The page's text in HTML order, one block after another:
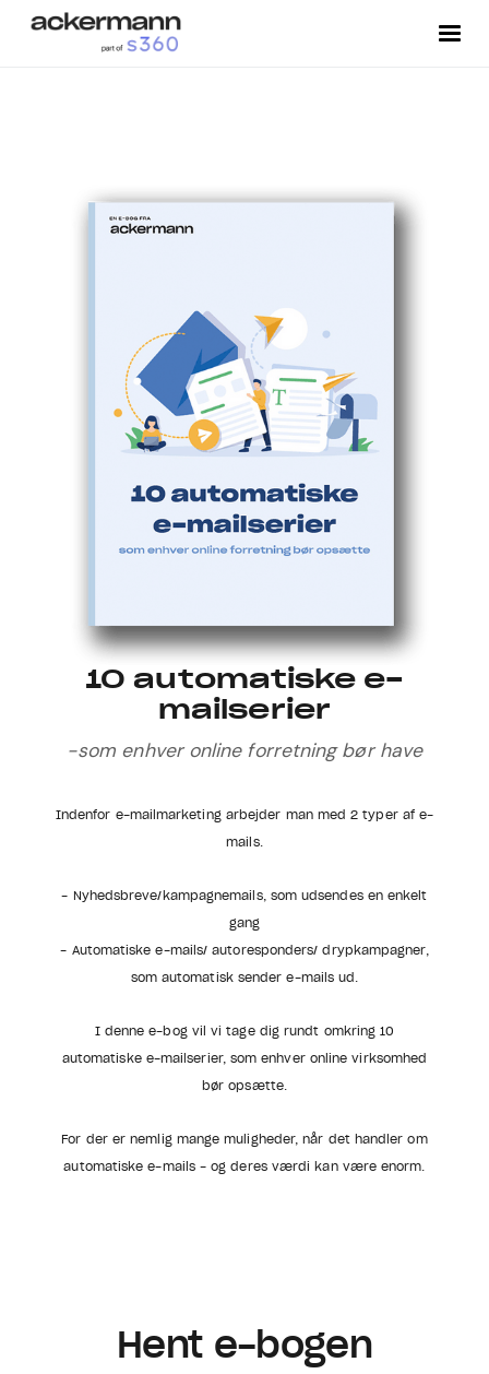
10 automatiske e-
mailserier
-som enhver online forretning bør have
Indenfor e-mailmarketing arbejder man med 2 typer af e-
mails.
- Nyhedsbreve/kampagnemails, som udsendes en enkelt
gang
- Automatiske e-mails/ autoresponders/ drypkampagner,
som automatisk sender e-mails ud.
I denne e-bog vil vi tage dig rundt omkring 10
automatiske e-mailserier, som enhver online virksomhed
bør opsætte.
For der er nemlig mange muligheder, når det handler om
automatiske e-mails - og deres værdi kan være enorm.
Hent e-bogen